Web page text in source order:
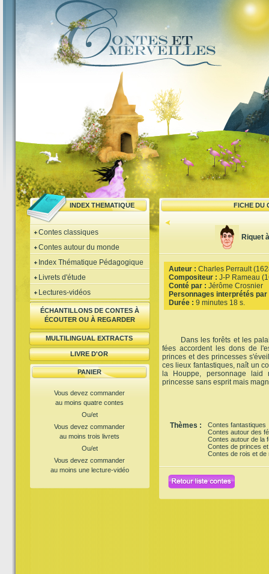
INDEX THEMATIQUE FICHE DU
Contes classiques
Contes autour du monde
Index Thématique Pédagogique
Livrets d'étude
Lectures-vidéos
ÉCHANTILLONS DE CONTES À
ÉCOUTER OU À REGARDER
MULTILINGUAL EXTRACTS
LIVRE D'OR
PANIER
Vous devez commander
au moins quatre contes
Ou/et
Vous devez commander
au moins trois livrets
Ou/et
Vous devez commander
au moins une lecture-vidéo
Riquet
Auteur : Charles Perrault
Compositeur : J-P Rameau
Conté par : Jérôme Crosnier
Personnages interprétés par
Durée : 9 minutes 18 s.
Dans les forêts et les
fées accordent les dons de
princes et des princesses
ces lieux fantastiques, naît un
la Houppe, personnage
princesse sans esprit mais
Thèmes :
Contes fantastiques
Contes autour des
Contes autour de la
Contes de princes
Contes de rois et de